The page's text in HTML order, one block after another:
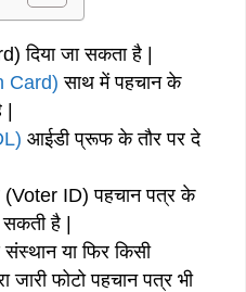
दिया जा सकता है |
Card) साथ में पहचान के
|
आईडी प्रूफ के तौर पर दे
(Voter ID) पहचान पत्र के
है |
संस्थान या फिर किसी
जारी फोटो पहचान पत्र भी